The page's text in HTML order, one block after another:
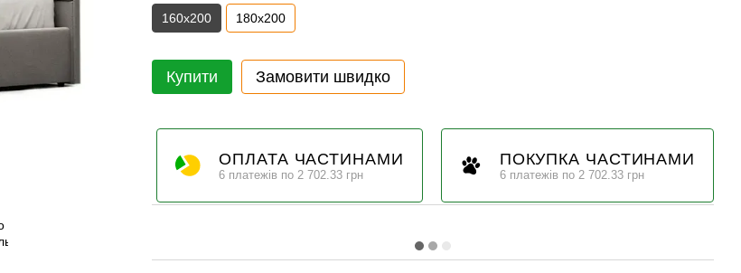
160х200 180х200
Купити Замовити швидко
ОПЛАТА ЧАСТИНАМИ
6 платежів по 2 702.33 грн
ПОКУПКА ЧАСТИНАМИ
6 платежів по 2 702.33 грн